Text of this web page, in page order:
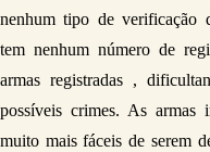
nenhum tipo de verificação
tem nenhum número de
armas registradas ,
possíveis crimes. As armas
muito mais fáceis de serem